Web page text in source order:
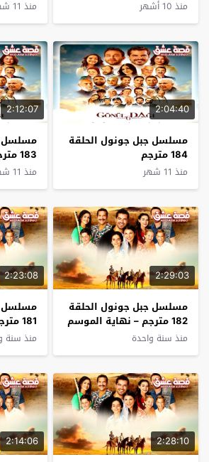
منذ 10 أشهر منذ 11 شهر
2:04:40
مسلسل جبل جونول الحلقة
184 مترجم
منذ 11 شهر
2:12:07
مسلسل
183 مترجم
منذ 11 شهر
2:29:03
مسلسل جبل جونول الحلقة
182 مترجم – نهاية الموسم
منذ سنة واحدة
2:23:08
مسلسل
181 مترجم
منذ سنة
2:28:10
2:14:06